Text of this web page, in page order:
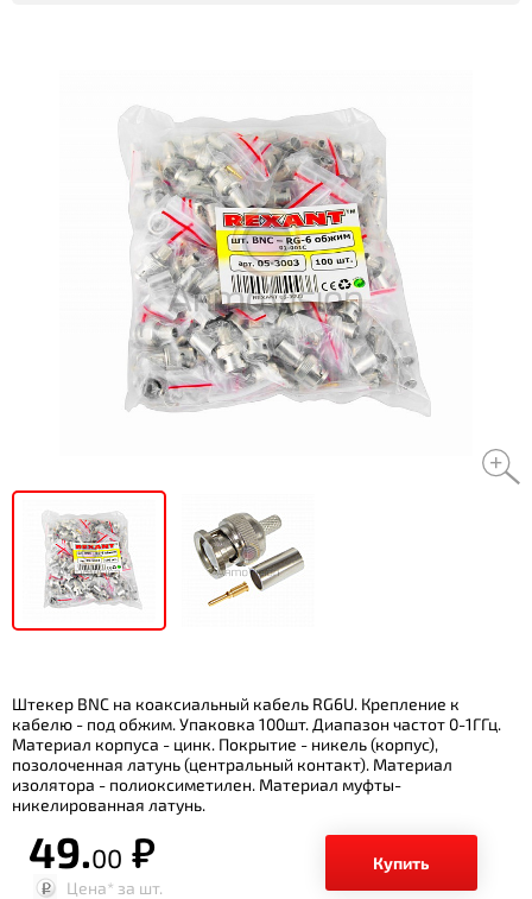
Штекер BNC на коаксиальный кабель RG6U. Крепление к
кабелю - под обжим. Упаковка 100шт. Диапазон частот 0-1ГГц.
Материал корпуса - цинк. Покрытие - никель (корпус),
позолоченная латунь (центральный контакт). Материал
изолятора - полиоксиметилен. Материал муфты-
никелированная латунь.
49.00 р.
Купить
Цена* за шт.